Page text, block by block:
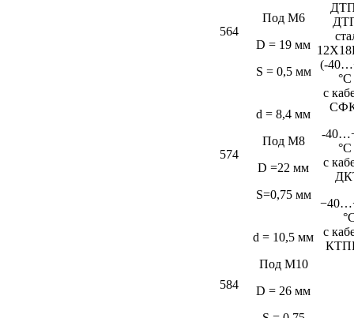
(-
°C
c
-
°C
c
c
564
Под М6
D = 19 мм
S = 0,5 мм
574
d = 8,4 мм
Под М8
D =22 мм
S=0,75 мм
584
d = 10,5 мм
Под М10
D = 26 мм